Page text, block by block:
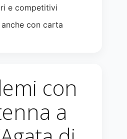
e competitivi
con carta
con
a